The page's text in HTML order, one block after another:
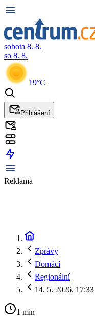
sobota 8. 8.
so 8. 8.
19°C
Přihlášení
Reklama
Zprávy
Domácí
Regionální
14. 5. 2026, 17:33
1 min